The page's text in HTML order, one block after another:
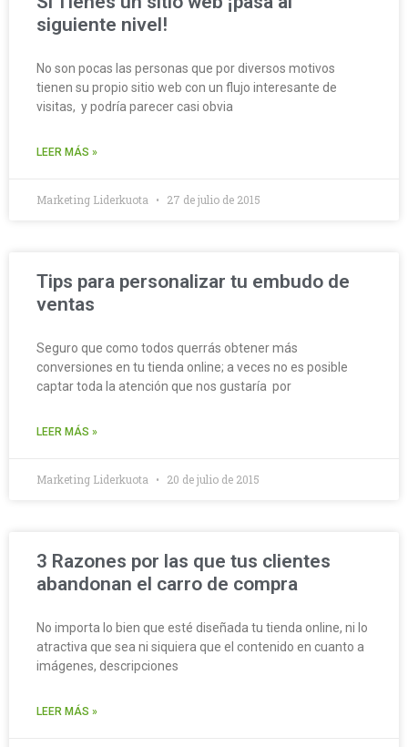
siguiente nivel!
No son pocas las personas que por diversos motivos
tienen su propio sitio web con un flujo interesante de
visitas, y podría parecer casi obvia
LEER MÁS »
Marketing Liderkuota 27 de julio de 2015
Tips para personalizar tu embudo de
ventas
Seguro que como todos querrás obtener más
conversiones en tu tienda online; a veces no es posible
captar toda la atención que nos gustaría por
LEER MÁS »
Marketing Liderkuota 20 de julio de 2015
3 Razones por las que tus clientes
abandonan el carro de compra
No importa lo bien que esté diseñada tu tienda online, ni lo
atractiva que sea ni siquiera que el contenido en cuanto a
imágenes, descripciones
LEER MÁS »